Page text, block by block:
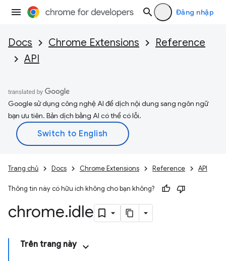
Đăng nhập
Docs Chrome Extensions
Reference
API
Google sử dụng công nghệ AI để dịch nội dung sang ngôn ngữ
bạn ưu tiên. Bản dịch bằng AI có thể có lỗi.
Trang chủ Docs Chrome Extensions Reference API
Thông tin này có hữu ích không cho bạn không?
chrome.idle
Trên trang này